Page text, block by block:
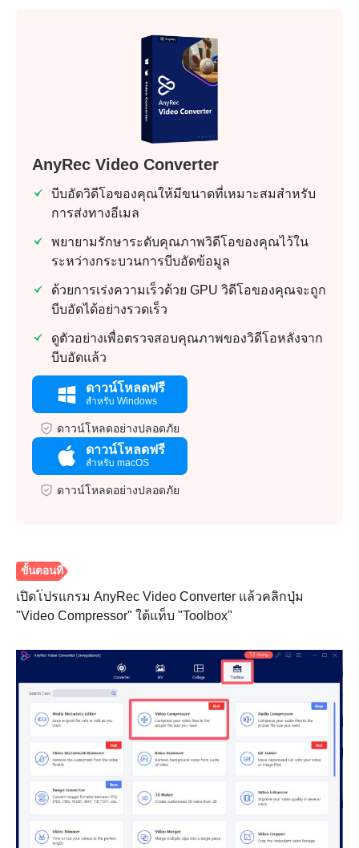
AnyRec Video Converter
บีบอัดวิดีโอของคุณให้มีขนาดที่เหมาะสมสำหรับ
การส่งทางอีเมล
พยายามรักษาระดับคุณภาพวิดีโอของคุณไว้ใน
ระหว่างกระบวนการบีบอัดข้อมูล
ด้วยการเร่งความเร็วด้วย GPU วิดีโอของคุณจะถูก
บีบอัดได้อย่างรวดเร็ว
ดูตัวอย่างเพื่อตรวจสอบคุณภาพของวิดีโอหลังจาก
บีบอัดแล้ว
ดาวน์โหลดฟรี
สำหรับ Windows
ดาวน์โหลดอย่างปลอดภัย
ดาวน์โหลดฟรี
สำหรับ macOS
ดาวน์โหลดอย่างปลอดภัย
เปิดโปรแกรม AnyRec Video Converter แล้วคลิกปุ่ม
"Video Compressor" ใต้แท็บ "Toolbox"